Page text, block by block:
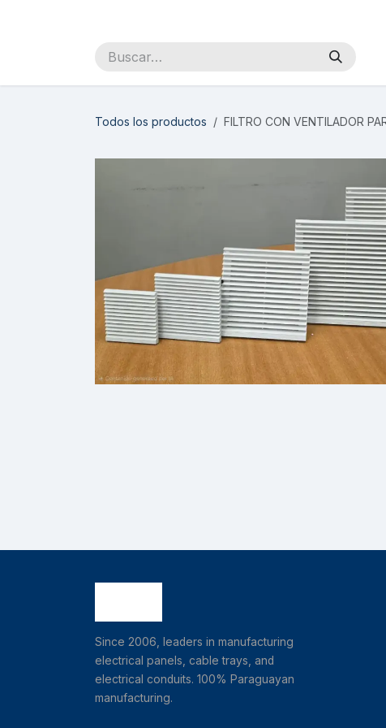
Todos los productos FILTRO CON VENTILADOR
Since 2006, leaders in manufacturing
electrical panels, cable trays, and
electrical conduits. 100% Paraguayan
manufacturing.